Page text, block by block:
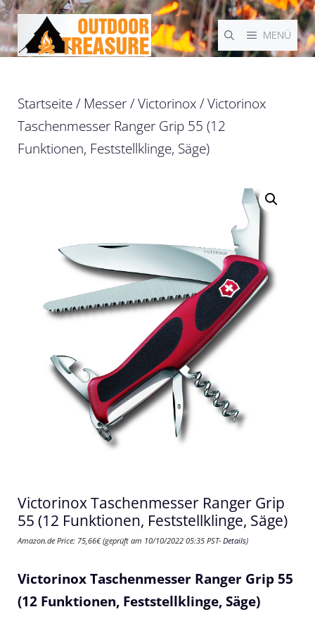
Zum
Inhalt
springen
MENÜ
Startseite/ Messer/Victorinox/ Victorinox
Taschenmesser Ranger Grip 55 (12
Funktionen, Feststellklinge, Säge)
Victorinox Taschenmesser Ranger Grip
55 (12 Funktionen, Feststellklinge, Säge)
Amazon.de Price: 75,66€(geprüft am 10/10/2022 05:35 PST- Details)
Victorinox Taschenmesser Ranger Grip 55
(12 Funktionen, Feststellklinge, Säge)